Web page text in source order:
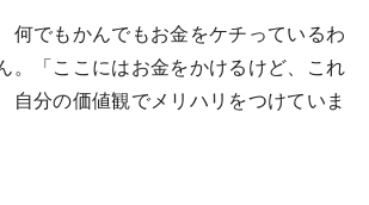
何でもかんでもお金をケチっているわ
。「ここにはお金をかけるけど、これ
自分の価値観でメリハリをつけていま